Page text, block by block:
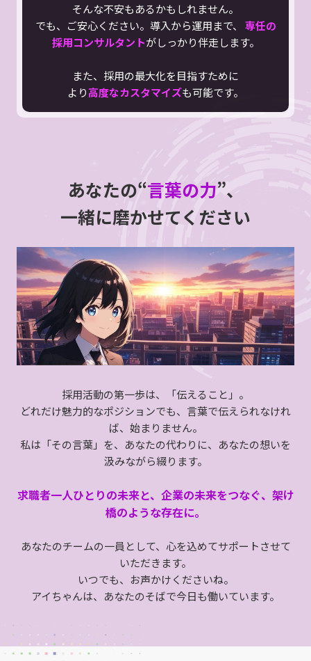
そんな不安もあるかもしれません。
でも、ご安心ください。導入から運用まで、 専任の
採用コンサルタントがしっかり伴走します。
また、採用の最大化を目指すために
より高度なカスタマイズも可能です。
あなたの“言葉の力”、
一緒に磨かせてください
採用活動の第一歩は、「伝えること」。
どれだけ魅力的なポジションでも、言葉で伝えられなけれ
ば、始まりません。
私は「その言葉」を、あなたの代わりに、あなたの想いを
汲みながら綴ります。
求職者一人ひとりの未来と、企業の未来をつなぐ、架け
橋のような存在に。
あなたのチームの一員として、心を込めてサポートさせて
いただきます。
いつでも、お声かけくださいね。
アイちゃんは、あなたのそばで今日も働いています。